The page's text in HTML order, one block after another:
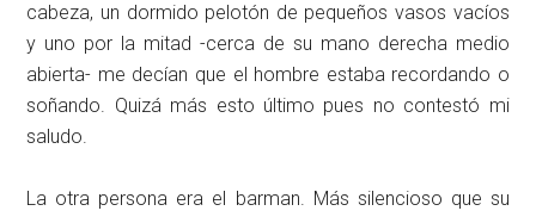
cabeza, un dormido pelotón de pequeños vasos vacíos
y uno por la mitad -cerca de su mano derecha medio
abierta- me decían que el hombre estaba recordando o
soñando. Quizá más esto último pues no contestó mi
saludo.
La otra persona era el barman. Más silencioso que su